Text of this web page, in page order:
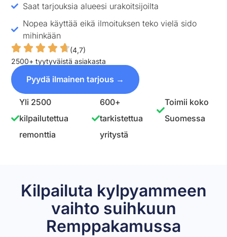
Saat tarjouksia alueesi urakoitsijoilta
Nopea käyttää eikä ilmoituksen teko vielä sido
mihinkään
(4,7)
2500+ tyytyväistä asiakasta
Pyydä ilmainen tarjous →
Yli 2500
kilpailutettua
remonttia
600+
tarkistettua
yritystä
Toimii koko
Suomessa
Kilpailuta kylpyammeen
vaihto suihkuun
Remppakamussa